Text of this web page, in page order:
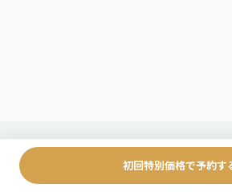
初回特別価格で予約す